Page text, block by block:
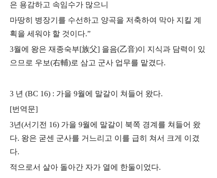
은 용감하고 속임수가 많으니
마땅히 병장기를 수선하고 양곡을 저축하여 막아 지킬 계
획을 세워야 할 것이다.”
3월에 왕은 재종숙부[族父] 을음(乙音)이 지식과 담력이 있
으므로 우보(右輔)로 삼고 군사 업무를 맡겼다.
3 년 (BC 16) : 가을 9월에 말갈이 쳐들어 왔다.
[번역문]
3년(서기전 16) 가을 9월에 말갈이 북쪽 경계를 쳐들어 왔
다. 왕은 굳센 군사를 거느리고 이를 급히 쳐서 크게 이겼
다.
적으로서 살아 돌아간 자가 열에 한둘이었다.